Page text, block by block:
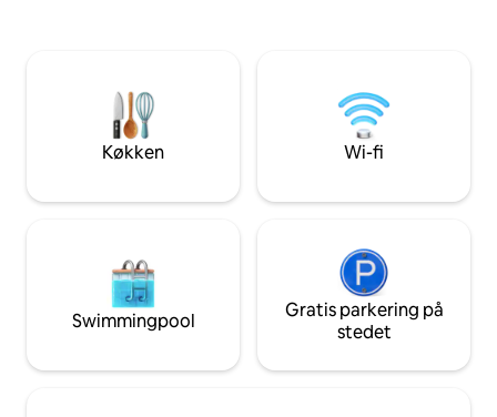
rengøring. Ejendommen har ikke
handikapudstyr.
gadeniveau til
Køkken Wi-fi
Swimmingpool
Gratis parkering på
stedet